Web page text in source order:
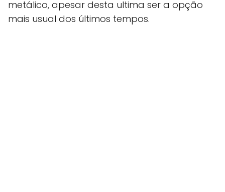
metálico, apesar desta ultima ser a opção
mais usual dos últimos tempos.